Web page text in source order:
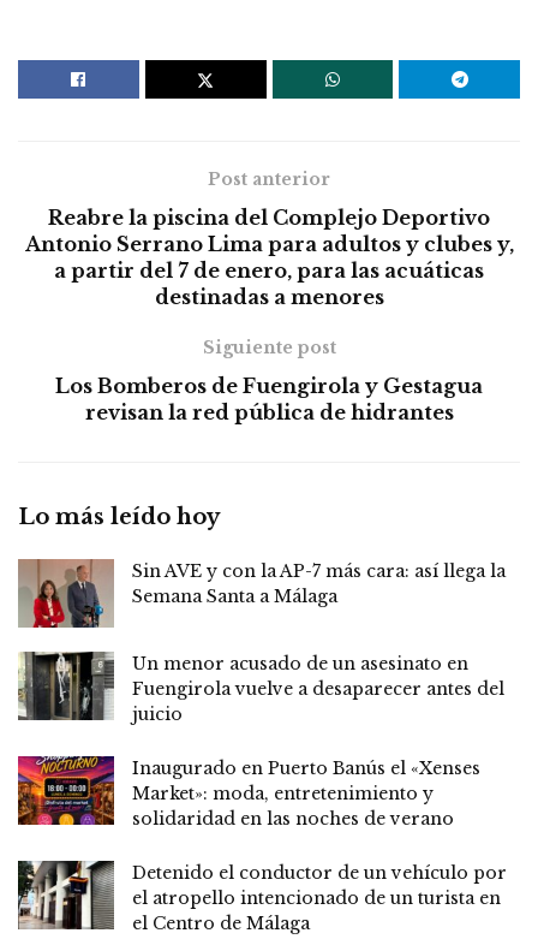
Post anterior
Reabre la piscina del Complejo Deportivo
Antonio Serrano Lima para adultos y clubes y,
a partir del 7 de enero, para las acuáticas
destinadas a menores
Siguiente post
Los Bomberos de Fuengirola y Gestagua
revisan la red pública de hidrantes
Lo más leído hoy
Sin AVE y con la AP-7 más cara: así llega la
Semana Santa a Málaga
Un menor acusado de un asesinato en
Fuengirola vuelve a desaparecer antes del
juicio
Inaugurado en Puerto Banús el «Xenses
Market»: moda, entretenimiento y
solidaridad en las noches de verano
Detenido el conductor de un vehículo por
el atropello intencionado de un turista en
el Centro de Málaga